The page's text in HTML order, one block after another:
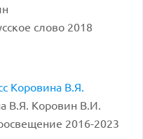
слово 2018
Коровина В.Я.
В.Я. Коровин В.И.
2016-2023